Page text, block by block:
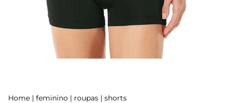
Home | feminino | roupas | shorts